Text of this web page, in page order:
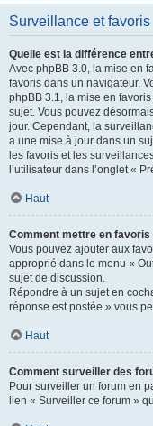
Surveillance et favoris
Quelle est la différence
Avec phpBB 3.0, la mise en
favoris dans un navigateur.
phpBB 3.1, la mise en
sujet. Vous pouvez
jour. Cependant, la
a une mise à jour dans un
les favoris et les
l’utilisateur dans l’onglet «
Haut
Comment mettre en
Vous pouvez ajouter aux
approprié dans le menu «
sujet de discussion.
Répondre à un sujet en
réponse est postée » vous
Haut
Comment surveiller des
Pour surveiller un forum en
lien « Surveiller ce forum »